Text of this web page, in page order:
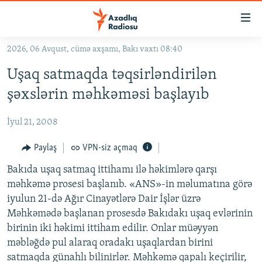
Əsas
qayıt
Əsas
naviqasiyaya
qayıt
#İZAHLA
KORRUPSIOMETR
#ƏSLINDƏ
FƏRQƏ BAX
QANUNI DOĞRU
ARAŞDIRMA
MULTIMEDIA
VIDEO
FOTOQALEREYA
RADIO ARXIV
OXU ZALI
HAQQIMIZDA
2026, 06 Avqust, cümə axşamı, Bakı vaxtı 08:40
Uşaq satmaqda təqsirləndirilən
şəxslərin məhkəməsi başlayıb
İyul 21, 2008
Paylaş VPN-siz açmaq
Bakıda uşaq satmaq ittihamı ilə həkimlərə qarşı
məhkəmə prosesi başlanıb. «ANS»-in məlumatına görə
iyulun 21-də Ağır Cinayətlərə Dair İşlər üzrə
Məhkəmədə başlanan prosesdə Bakıdakı uşaq evlərinin
birinin iki həkimi ittiham edilir. Onlar müəyyən
məbləğdə pul alaraq oradakı uşaqlardan birini
satmaqda günahlı bilinirlər. Məhkəmə qapalı keçirilir,